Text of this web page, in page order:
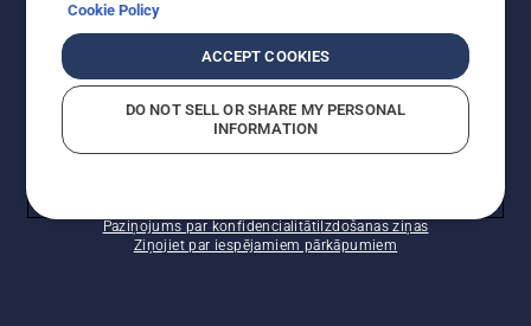
Autortiesības — 2022 Husqvarna AB (publ). Visas
Paziņojums par konfidencialitāti Izdošanas ziņas
Ziņojiet par iespējamiem pārkāpumiem
Cookie Policy
ACCEPT COOKIES
DO NOT SELL OR SHARE MY PERSONAL
INFORMATION